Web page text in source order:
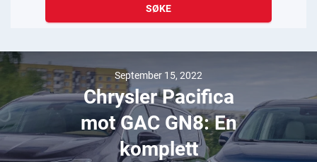
SØKE
September 15, 2022
Chrysler Pacifica
mot GAC GN8: En
komplett